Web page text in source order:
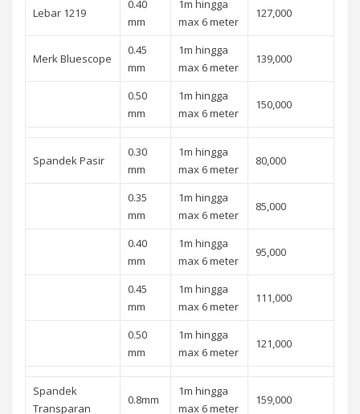
Lebar 1219
0.40
mm
1m hingga
max 6 meter
127,000
Merk Bluescope
0.45
mm
1m hingga
max 6 meter
139,000
0.50
mm
1m hingga
max 6 meter
150,000
Spandek Pasir
0.30
mm
1m hingga
max 6 meter
80,000
0.35
mm
1m hingga
max 6 meter
85,000
0.40
mm
1m hingga
max 6 meter
95,000
0.45
mm
1m hingga
max 6 meter
111,000
0.50
mm
1m hingga
max 6 meter
121,000
Spandek
Transparan
0.8mm
1m hingga
max 6 meter
159,000